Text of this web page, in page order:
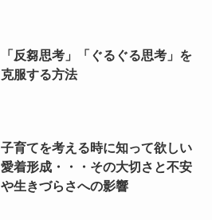
「反芻思考」「ぐるぐる思考」を
克服する方法
子育てを考える時に知って欲しい
愛着形成・・・その大切さと不安
や生きづらさへの影響